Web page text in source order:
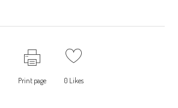
Print page 0 Likes